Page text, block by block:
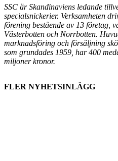
SSC är Skandinaviens ledande
specialsnickerier. Verksamheten
förening bestående av 13 företag,
Västerbotten och Norrbotten.
marknadsföring och försäljning
som grundades 1959, har 400
miljoner kronor.
FLER NYHETSINLÄGG